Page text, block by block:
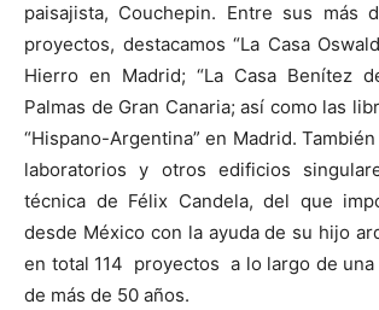
paisajista, Couchepin. Entre sus más
proyectos, destacamos “La Casa
Hierro en Madrid; “La Casa Benítez
Palmas de Gran Canaria; así como las
“Hispano-Argentina” en Madrid.
laboratorios y otros edificios
técnica de Félix Candela, del que
desde México con la ayuda de su hijo
en total 114 proyectos a lo largo de una
de más de 50 años.